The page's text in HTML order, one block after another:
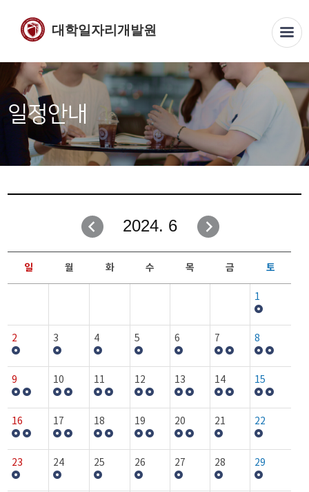
대학일자리개발원
일정안내
2024. 6
일 월 화 수 목 금 토
1
2 3 4 5 6 7 8
9 10 11 12 13 14 15
16 17 18 19 20 21 22
23 24 25 26 27 28 29